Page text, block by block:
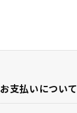
お支払いについて